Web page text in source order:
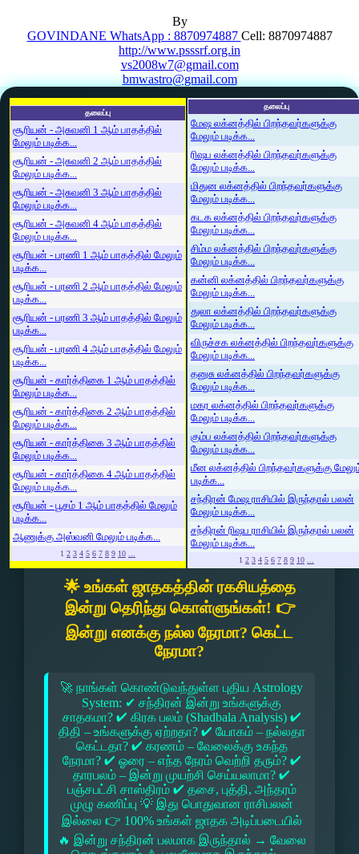
By
GOVINDANE WhatsApp : 8870974887 Cell: 8870974887
http://www.psssrf.org.in
vs2008w7@gmail.com
bmwastro@gmail.com
தலைப்பு
சூரியன் - அசுவனி 1 ஆம் பாதத்தில்
மேலும் படிக்க...
சூரியன் - அசுவனி 2 ஆம் பாதத்தில்
மேலும் படிக்க...
சூரியன் - அசுவனி 3 ஆம் பாதத்தில்
மேலும் படிக்க...
சூரியன் - அசுவனி 4 ஆம் பாதத்தில்
மேலும் படிக்க...
சூரியன் - பரணி 1 ஆம் பாதத்தில் மேலும்
படிக்க...
சூரியன் - பரணி 2 ஆம் பாதத்தில் மேலும்
படிக்க...
சூரியன் - பரணி 3 ஆம் பாதத்தில் மேலும்
படிக்க...
சூரியன் - பரணி 4 ஆம் பாதத்தில் மேலும்
படிக்க...
சூரியன் - கார்த்திகை 1 ஆம் பாதத்தில்
மேலும் படிக்க...
சூரியன் - கார்த்திகை 2 ஆம் பாதத்தில்
மேலும் படிக்க...
சூரியன் - கார்த்திகை 3 ஆம் பாதத்தில்
மேலும் படிக்க...
சூரியன் - கார்த்திகை 4 ஆம் பாதத்தில்
மேலும் படிக்க...
சூரியன் - பூசம் 1 ஆம் பாதத்தில் மேலும்
படிக்க...
ஆணுக்கு அஸ்வனி மேலும் படிக்க...
1 2 3 4 5 6 7 8 9 10 ...
தலைப்பு
மேஷ லக்னத்தில் பிறந்தவர்களுக்கு
மேலும் படிக்க...
ரிஷப லக்னத்தில் பிறந்தவர்களுக்கு
மேலும் படிக்க...
மிதுன லக்னத்தில் பிறந்தவர்களுக்கு
மேலும் படிக்க...
கடக லக்னத்தில் பிறந்தவர்களுக்கு
மேலும் படிக்க...
சிம்ம லக்னத்தில் பிறந்தவர்களுக்கு
மேலும் படிக்க...
கன்னி லக்னத்தில் பிறந்தவர்களுக்கு
மேலும் படிக்க...
துலா லக்னத்தில் பிறந்தவர்களுக்கு
மேலும் படிக்க...
விருச்சக லக்னத்தில் பிறந்தவர்களுக்கு
மேலும் படிக்க...
தனுசு லக்னத்தில் பிறந்தவர்களுக்கு
மேலும் படிக்க...
மகர லக்னத்தில் பிறந்தவர்களுக்கு
மேலும் படிக்க...
கும்ப லக்னத்தில் பிறந்தவர்களுக்கு
மேலும் படிக்க...
மீன லக்னத்தில் பிறந்தவர்களுக்கு
படிக்க...
சந்திரன் மேஷ ராசியில் இருந்தால் பலன்
மேலும் படிக்க...
சந்திரன் ரிஷப ராசியில் இருந்தால் பலன்
மேலும் படிக்க...
1 2 3 4 5 6 7 8 9 10 ...
🌟 உங்கள் ஜாதகத்தின் ரகசியத்தை
இன்று தெரிந்து கொள்ளுங்கள்! 👉
இன்று எனக்கு நல்ல நேரமா? கெட்ட
நேரமா?
🚀 நாங்கள் கொண்டுவந்துள்ள புதிய Astrology
System: ✔ சந்திரன் இன்று உங்களுக்கு
சாதகமா? ✔ கிரக பலம் (Shadbala Analysis) ✔
திதி – உங்களுக்கு ஏற்றதா? ✔ யோகம் – நல்லதா
கெட்டதா? ✔ கரணம் – வேலைக்கு உகந்த
நேரமா? ✔ ஓரை – எந்த நேரம் வெற்றி தரும்? ✔
தாரபலம் – இன்று முயற்சி செய்யலாமா? ✔
பஞ்சபட்சி சாஸ்திரம் ✔ தசை, புத்தி, அந்தரம்
முழு கணிப்பு 💡 இது பொதுவான ராசிபலன்
இல்லை 👉 100% உங்கள் ஜாதக அடிப்படையில்
🔥 இன்று சந்திரன் பலமாக இருந்தால் → வேலை